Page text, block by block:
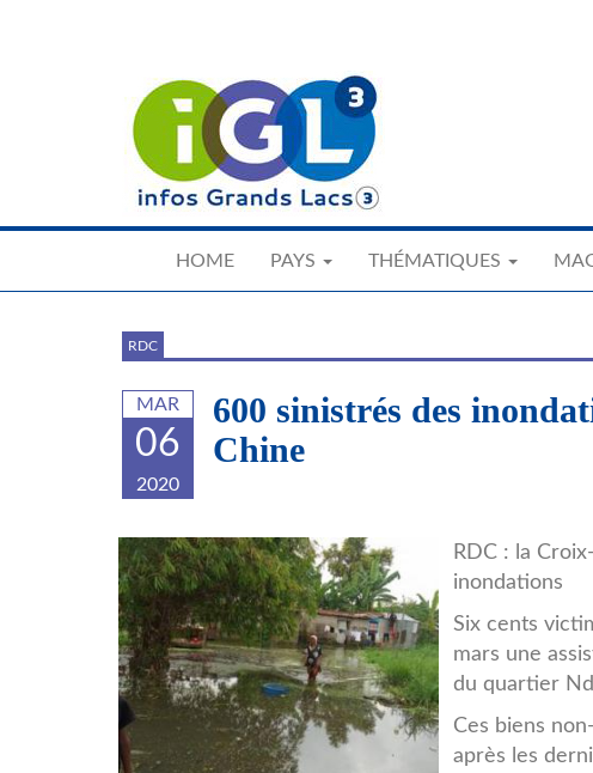
HOME PAYS THÉMATIQUES
RDC
MAR
06
2020
600 sinistrés des
Chine
20191230143908199604-
Photo_1.jpg
RDC : la
inondations
Six cents
mars une
du quartier
Ces biens
après les